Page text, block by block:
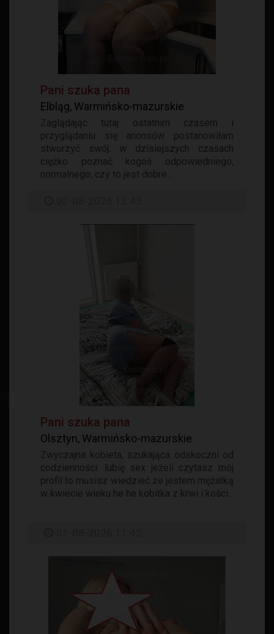
Pani szuka pana
Elbląg, Warmińsko-mazurskie
Zaglądając tutaj ostatnim czasem i
przyglądaniu się anonsów postanowiłam
stworzyć swój. w dzisiejszych czasach
ciężko poznać kogoś odpowiedniego,
normalnego; czy to jest dobre...
Pani szuka pana
Olsztyn, Warmińsko-mazurskie
Zwyczajna kobieta, szukająca odskoczni od
codzienności. lubię sex jeżeli czytasz mój
profil to musisz wiedzieć ze jestem mężatką
w kwiecie wieku he he kobitka z krwi i kości...